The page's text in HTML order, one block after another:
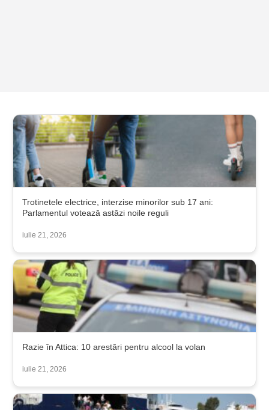
Trotinetele electrice, interzise minorilor sub 17 ani:
Parlamentul votează astăzi noile reguli
iulie 21, 2026
Razie în Attica: 10 arestări pentru alcool la volan
iulie 21, 2026